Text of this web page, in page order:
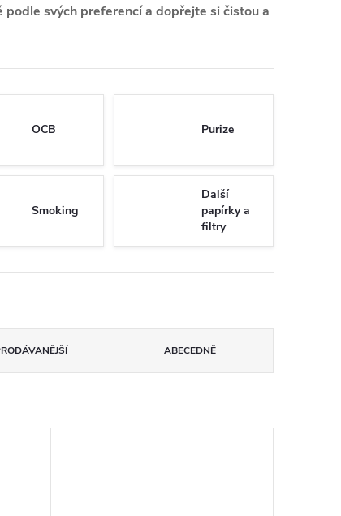
svých preferencí a dopřejte si čistou a
OCB Purize
Smoking
Další
papírky a
filtry
ABECEDNĚ